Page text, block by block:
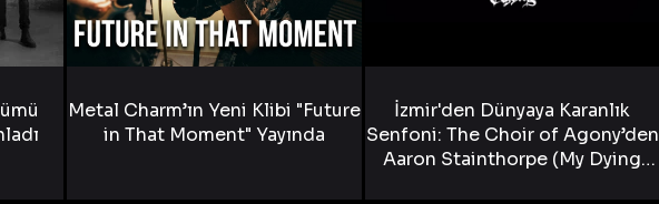
Metal Charm’ın Yeni Klibi "Future
in That Moment" Yayında
İzmir'den Dünyaya Karanlık
Senfoni: The Choir of Agony’den
Aaron Stainthorpe (My Dying